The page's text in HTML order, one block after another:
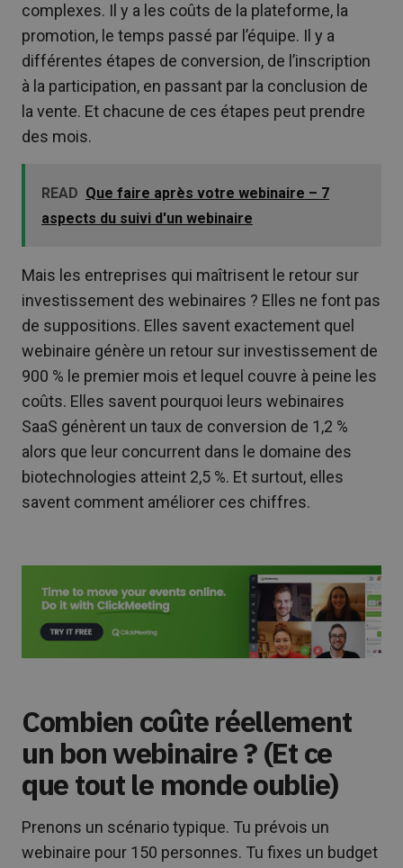
complexes. Il y a les coûts de la plateforme, la
promotion, le temps passé par l’équipe. Il y a
différentes étapes de conversion, de l’inscription
à la participation, en passant par la conclusion de
la vente. Et chacune de ces étapes peut prendre
des mois.
READ Que faire après votre webinaire – 7
aspects du suivi d'un webinaire
Mais les entreprises qui maîtrisent le retour sur
investissement des webinaires ? Elles ne font pas
de suppositions. Elles savent exactement quel
webinaire génère un retour sur investissement de
900 % le premier mois et lequel couvre à peine les
coûts. Elles savent pourquoi leurs webinaires
SaaS génèrent un taux de conversion de 1,2 %
alors que leur concurrent dans le domaine des
biotechnologies atteint 2,5 %. Et surtout, elles
savent comment améliorer ces chiffres.
Combien coûte réellement
un bon webinaire ? (Et ce
que tout le monde oublie)
Prenons un scénario typique. Tu prévois un
webinaire pour 150 personnes. Tu fixes un budget